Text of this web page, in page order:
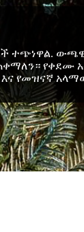
ተጭነዋል.
የቀደሙ
የመዝናኛ